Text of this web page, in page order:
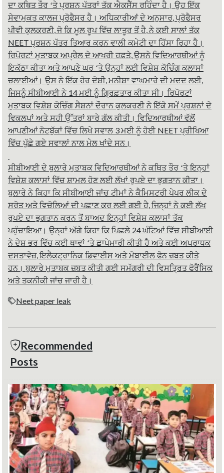
ਦਾ ਕਥਿਤ ਤੌਰ ‘ਤੇ ਪ੍ਰਸ਼ਨ ਪੱਤਰਾਂ ਤੱਕ ਐਕਸੈੱਸ ਰਹਿੰਦਾ ਹੈ। ਉਹ ਇੱਕ
ਸੇਵਾਮੁਕਤ ਕਾਲਜ ਪ੍ਰੋਫੈਸਰ ਹੈ। ਅਧਿਕਾਰੀਆਂ ਦੇ ਅਨੁਸਾਰ ਪ੍ਰੋਫੈਸਰ
ਪੀਵੀ ਕੁਲਕਰਣੀ,ਜੋ ਕਿ ਮੂਲ ਰੂਪ ਵਿੱਚ ਲਾਤੂਰ ਤੋਂ ਹੈ ,ਨੇ ਕਈ ਸਾਲਾਂ ਤੱਕ
NEET ਪ੍ਰਸ਼ਨ ਪੱਤਰ ਤਿਆਰ ਕਰਨ ਵਾਲੀ ਕਮੇਟੀ ਦਾ ਹਿੱਸਾ ਰਿਹਾ ਹੈ।
ਰਿਪੋਰਟਾਂ ਮੁਤਾਬਕ ਅਪ੍ਰੈਲ ਦੇ ਆਖਰੀ ਹਫ਼ਤੇ, ਉਸਨੇ ਵਿਦਿਆਰਥੀਆਂ ਨੂੰ
ਇਕੱਠਾ ਕੀਤਾ ਅਤੇ ਆਪਣੇ ਘਰ ‘ਤੇ ਉਨ੍ਹਾਂ ਲਈ ਵਿਸ਼ੇਸ਼ ਕੋਚਿੰਗ ਕਲਾਸਾਂ
ਚਲਾਈਆਂ। ਉਸ ਨੇ ਇੱਕ ਹੋਰ ਦੋਸ਼ੀ, ਮਨੀਸ਼ਾ ਵਾਘਮਾਰੇ ਦੀ ਮਦਦ ਲਈ
ਜਿਸਨੂੰ ਸੀਬੀਆਈ ਨੇ 14ਮਈ ਨੂੰ ਗ੍ਰਿਫ਼ਤਾਰ ਕੀਤਾ ਸੀ। ਰਿਪੋਰਟਾਂ
ਮੁਤਾਬਕ ਵਿਸ਼ੇਸ਼ ਕੋਚਿੰਗ ਸੈਸ਼ਨਾਂ ਦੌਰਾਨ ਕੁਲਕਰਣੀ ਨੇ ਇੱਕੋ ਸਮੇਂ ਪ੍ਰਸ਼ਨਾਂ ਦੇ
ਵਿਕਲਪਾਂ ਅਤੇ ਸਹੀ ਉੱਤਰਾਂ ਬਾਰੇ ਗੱਲ ਕੀਤੀ। ਵਿਦਿਆਰਥੀਆਂ ਵੱਲੋਂ
ਆਪਣੀਆਂ ਨੋਟਬੁੱਕਾਂ ਵਿੱਚ ਲਿਖੇ ਸਵਾਲ 3ਮਈ ਨੂੰ ਹੋਈ NEET ਪ੍ਰੀਖਿਆ
ਵਿੱਚ ਪੁੱਛੇ ਗਏ ਸਵਾਲਾਂ ਨਾਲ ਮੇਲ ਖਾਂਦੇ ਸਨ।
ਸੀਬੀਆਈ ਦੇ ਬੁਲਾਰੇ ਮੁਤਾਬਕ ਵਿਦਿਆਰਥੀਆਂ ਨੇ ਕਥਿਤ ਤੌਰ ‘ਤੇ ਇਨ੍ਹਾਂ
ਵਿਸ਼ੇਸ਼ ਕਲਾਸਾਂ ਵਿੱਚ ਸ਼ਾਮਲ ਹੋਣ ਲਈ ਲੱਖਾਂ ਰੁਪਏ ਦਾ ਭੁਗਤਾਨ ਕੀਤਾ।
ਬੁਲਾਰੇ ਨੇ ਕਿਹਾ ਕਿ ਸੀਬੀਆਈ ਜਾਂਚ ਟੀਮਾਂ ਨੇ ਕੈਮਿਸਟਰੀ ਪੇਪਰ ਲੀਕ ਦੇ
ਸਰੋਤ ਅਤੇ ਵਿਚੋਲਿਆਂ ਦੀ ਪਛਾਣ ਕਰ ਲਈ ਗਈ ਹੈ ਜਿਨ੍ਹਾਂ ਨੇ ਕਈ ਲੱਖ
ਰੁਪਏ ਦਾ ਭੁਗਤਾਨ ਕਰਨ ਤੋਂ ਬਾਅਦ ਇਨ੍ਹਾਂ ਵਿਸ਼ੇਸ਼ ਕਲਾਸਾਂ ਤੱਕ
ਪਹੁੰਚਾਇਆ। ਉਨ੍ਹਾਂ ਅੱਗੇ ਕਿਹਾ ਕਿ ਪਿਛਲੇ 24ਘੰਟਿਆਂ ਵਿੱਚ ਸੀਬੀਆਈ
ਨੇ ਦੇਸ਼ ਭਰ ਵਿੱਚ ਕਈ ਥਾਵਾਂ ‘ਤੇ ਛਾਪੇਮਾਰੀ ਕੀਤੀ ਹੈ ਅਤੇ ਕਈ ਅਪਰਾਧਕ
ਦਸਤਾਵੇਜ਼,ਇਲੈਕਟ੍ਰਾਨਿਕ ਡਿਵਾਈਸ ਅਤੇ ਮੋਬਾਈਲ ਫੋਨ ਜ਼ਬਤ ਕੀਤੇ
ਹਨ। ਬੁਲਾਰੇ ਮੁਤਾਬਕ ਜ਼ਬਤ ਕੀਤੀ ਗਈ ਸਮੱਗਰੀ ਦੀ ਵਿਸਤ੍ਰਿਤ ਫੋਰੈਂਸਿਕ
ਅਤੇ ਤਕਨੀਕੀ ਜਾਂਚ ਜਾਰੀ ਹੈ।
Neet paper leak
Recommended
Posts